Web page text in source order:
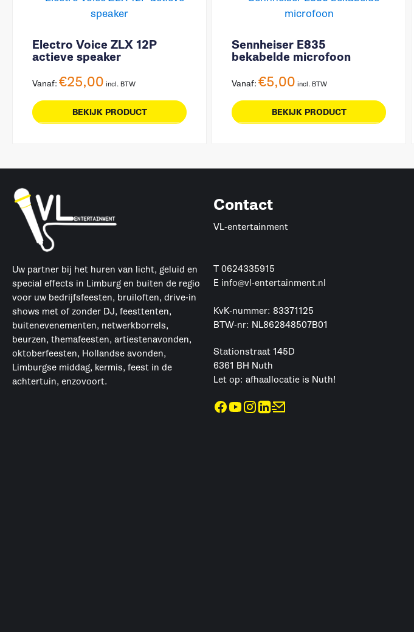
Electro Voice ZLX 12P
actieve speaker
Vanaf: €25,00 incl. BTW
BEKIJK PRODUCT
Sennheiser E835
bekabelde microfoon
Vanaf: €5,00 incl. BTW
BEKIJK PRODUCT
Uw partner bij het huren van licht, geluid en
special effects in Limburg en buiten de regio
voor uw bedrijfsfeesten, bruiloften, drive-in
shows met of zonder DJ, feesttenten,
buitenevenementen, netwerkborrels,
beurzen, themafeesten, artiestenavonden,
oktoberfeesten, Hollandse avonden,
Limburgse middag, kermis, feest in de
achtertuin, enzovoort.
Contact
VL-entertainment
T 0624335915
E info@vl-entertainment.nl
KvK-nummer: 83371125
BTW-nr: NL862848507B01
Stationstraat 145D
6361 BH Nuth
Let op: afhaallocatie is Nuth!